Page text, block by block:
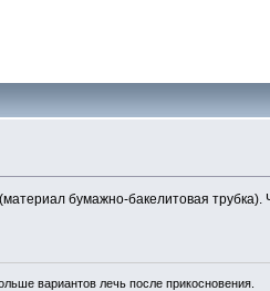
бумажно-бакелитовая
вариантов лечь после прикосновения.